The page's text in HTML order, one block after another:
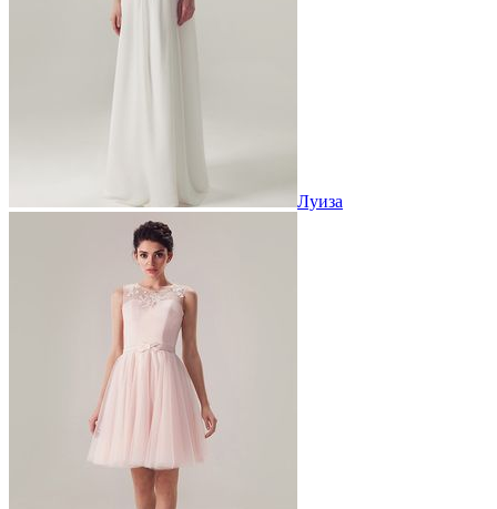
Луиза